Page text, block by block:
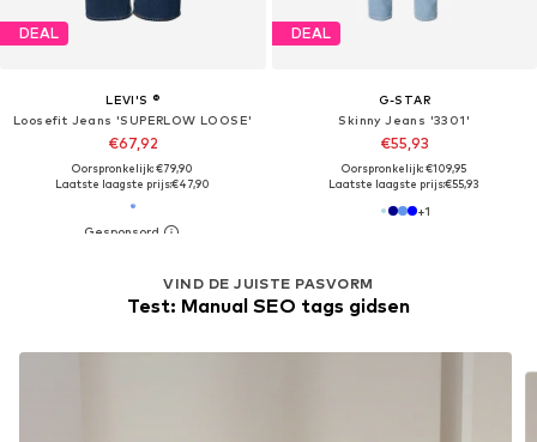
DEAL
LEVI'S ®
Loosefit Jeans 'SUPERLOW LOOSE'
€67,92
Oorspronkelijk: €79,90
Laatste laagste prijs:€47,90
DEAL
G-STAR
Skinny Jeans '3301'
€55,93
Oorspronkelijk: €109,95
Laatste laagste prijs:€55,93
+1
VIND DE JUISTE PASVORM
Test: Manual SEO tags gidsen